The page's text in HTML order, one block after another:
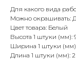
Для какого вида
Можно окрашивать:
Цвет товара: Белый
Высота 1 штуки (мм):
Ширина 1 штуки
Длина 1 штуки (мм):